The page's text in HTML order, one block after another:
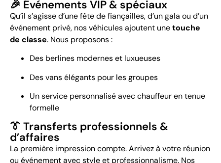
🎉 Événements VIP & spéciaux
Qu’il s’agisse d’une fête de fiançailles, d’un gala ou d’un
événement privé, nos véhicules ajoutent unetouche
de classe. Nous proposons :
Des berlines modernes et luxueuses
Des vans élégants pour les groupes
Un service personnalisé avec chauffeur en tenue
formelle
👔 Transferts professionnels &
d’affaires
La première impression compte. Arrivez à votre réunion
ou événement avec style et professionnalisme. Nos